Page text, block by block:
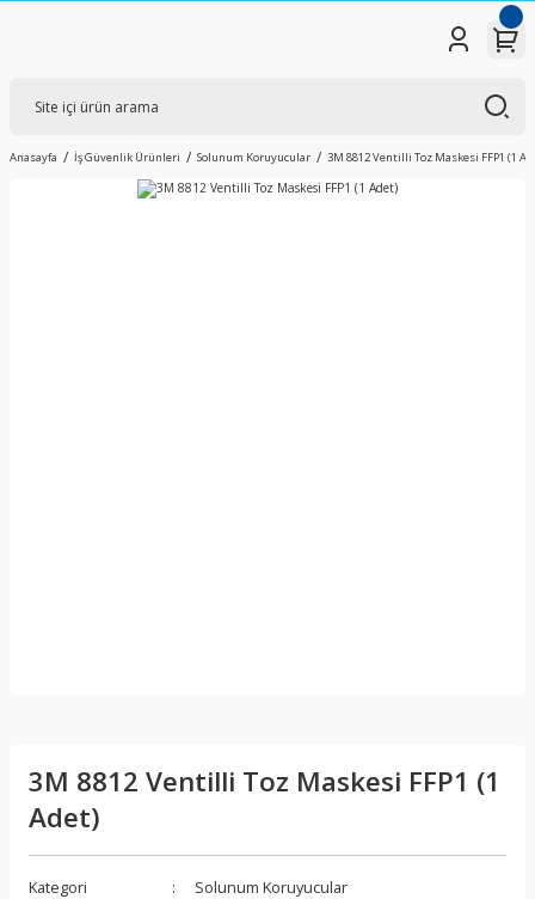
Anasayfa İş Güvenlik Ürünleri Solunum Koruyucular 3M 8812 Ventilli Toz Maskesi FFP1 (1
3M 8812 Ventilli Toz Maskesi FFP1 (1
Adet)
Kategori
Solunum Koruyucular